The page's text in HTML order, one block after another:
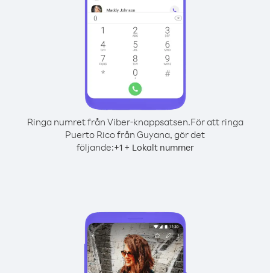
Ringa numret från Viber-knappsatsen.För att ringa
Puerto Rico från Guyana, gör det
följande:+1+ Lokalt nummer